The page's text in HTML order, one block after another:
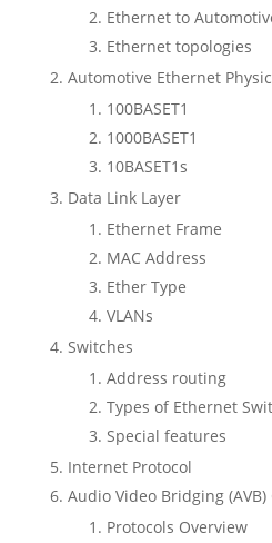
Ethernet to
Ethernet topologies
Automotive Ethernet
100BASET1
1000BASET1
10BASET1s
Data Link Layer
Ethernet Frame
MAC Address
Ether Type
VLANs
Switches
Address routing
Types of Ethernet
Special features
Internet Protocol
Audio Video Bridging
Protocols Overview